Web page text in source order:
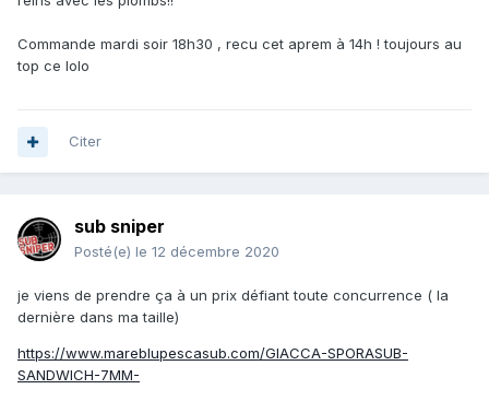
Commande mardi soir 18h30 , recu cet aprem à 14h ! toujours au
top ce lolo
Citer
sub sniper
Posté(e) le 12 décembre 2020
je viens de prendre ça à un prix défiant toute concurrence ( la
dernière dans ma taille)
https://www.mareblupescasub.com/GIACCA-SPORASUB-
SANDWICH-7MM-